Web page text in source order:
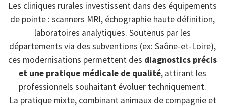
Les cliniques rurales investissent dans des équipements
de pointe : scanners MRI, échographie haute définition,
laboratoires analytiques. Soutenus par les
départements via des subventions (ex: Saône-et-Loire),
ces modernisations permettent des diagnostics précis
et une pratique médicale de qualité, attirant les
professionnels souhaitant évoluer techniquement.
La pratique mixte, combinant animaux de compagnie et